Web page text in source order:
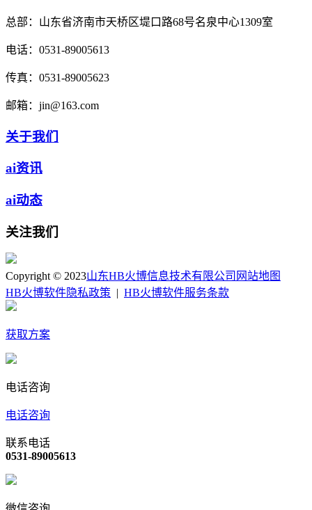
总部： 山东省济南市天桥区堤口路68号名泉中心1309室
电话： 0531-89005613
传真： 0531-89005623
邮箱： jin@163.com
关于我们
ai资讯
ai动态
关注我们
Copyright © 2023山东HB火博信息技术有限公司 网站地图
HB火博软件隐私政策
HB火博软件服务条款
获取方案
电话咨询
电话咨询
联系电话
0531-89005613